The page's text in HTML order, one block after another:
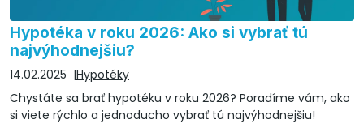
Hypotéka v roku 2026: Ako si vybrať tú
najvýhodnejšiu?
14.02.2025
Hypotéky
Chystáte sa brať hypotéku v roku 2026? Poradíme vám, ako
si viete rýchlo a jednoducho vybrať tú najvýhodnejšiu!